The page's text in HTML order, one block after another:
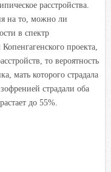
расстройства.
на то, можно ли
в спектр
проекта,
то вероятность
мать которого страдала
страдали оба
до 55%.